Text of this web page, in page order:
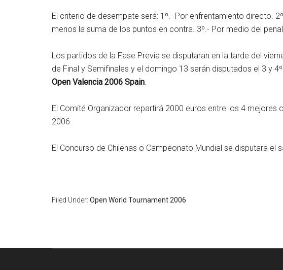
El criterio de desempate será: 1º.- Por enfrentamiento directo.
menos la suma de los puntos en contra. 3º.- Por medio del
Los partidos de la Fase Previa se disputaran en la tarde del
de Final y Semifinales y el domingo 13 serán disputados el 3 y
Open Valencia 2006 Spain.
El Comité Organizador repartirá 2000 euros entre los 4 mejores
2006.
El Concurso de Chilenas o Campeonato Mundial se disputara
Filed Under: Open World Tournament 2006